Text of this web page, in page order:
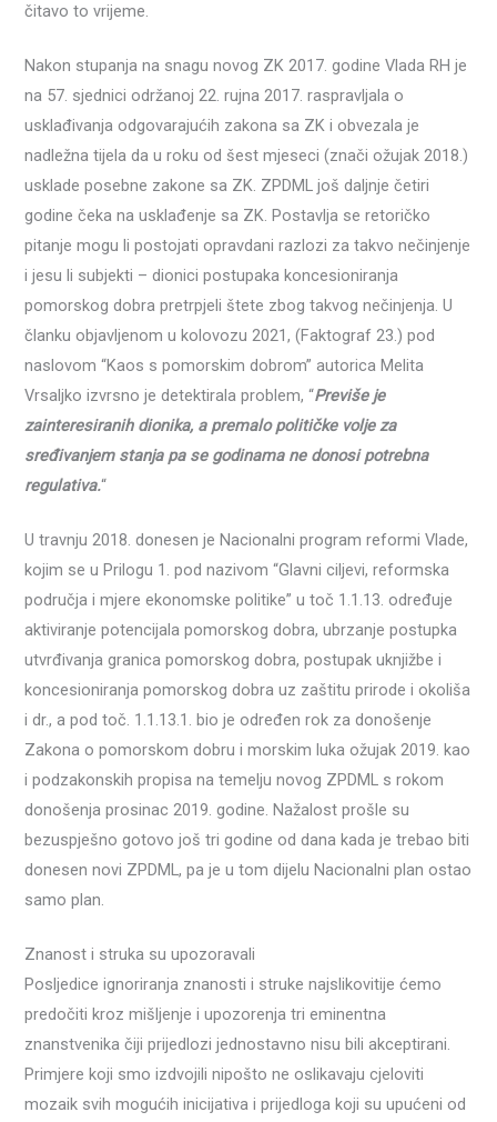
čitavo to vrijeme.
Nakon stupanja na snagu novog ZK 2017. godine Vlada RH je
na 57. sjednici održanoj 22. rujna 2017. raspravljala o
usklađivanja odgovarajućih zakona sa ZK i obvezala je
nadležna tijela da u roku od šest mjeseci (znači ožujak 2018.)
usklade posebne zakone sa ZK. ZPDML još daljnje četiri
godine čeka na usklađenje sa ZK. Postavlja se retoričko
pitanje mogu li postojati opravdani razlozi za takvo nečinjenje
i jesu li subjekti – dionici postupaka koncesioniranja
pomorskog dobra pretrpjeli štete zbog takvog nečinjenja. U
članku objavljenom u kolovozu 2021, (Faktograf 23.) pod
naslovom “Kaos s pomorskim dobrom” autorica Melita
Vrsaljko izvrsno je detektirala problem, “Previše je
zainteresiranih dionika, a premalo političke volje za
sređivanjem stanja pa se godinama ne donosi potrebna
regulativa.“
U travnju 2018. donesen je Nacionalni program reformi Vlade,
kojim se u Prilogu 1. pod nazivom “Glavni ciljevi, reformska
područja i mjere ekonomske politike” u toč 1.1.13. određuje
aktiviranje potencijala pomorskog dobra, ubrzanje postupka
utvrđivanja granica pomorskog dobra, postupak uknjižbe i
koncesioniranja pomorskog dobra uz zaštitu prirode i okoliša
i dr., a pod toč. 1.1.13.1. bio je određen rok za donošenje
Zakona o pomorskom dobru i morskim luka ožujak 2019. kao
i podzakonskih propisa na temelju novog ZPDML s rokom
donošenja prosinac 2019. godine. Nažalost prošle su
bezuspješno gotovo još tri godine od dana kada je trebao biti
donesen novi ZPDML, pa je u tom dijelu Nacionalni plan ostao
samo plan.
Znanost i struka su upozoravali
Posljedice ignoriranja znanosti i struke najslikovitije ćemo
predočiti kroz mišljenje i upozorenja tri eminentna
znanstvenika čiji prijedlozi jednostavno nisu bili akceptirani.
Primjere koji smo izdvojili nipošto ne oslikavaju cjeloviti
mozaik svih mogućih inicijativa i prijedloga koji su upućeni od